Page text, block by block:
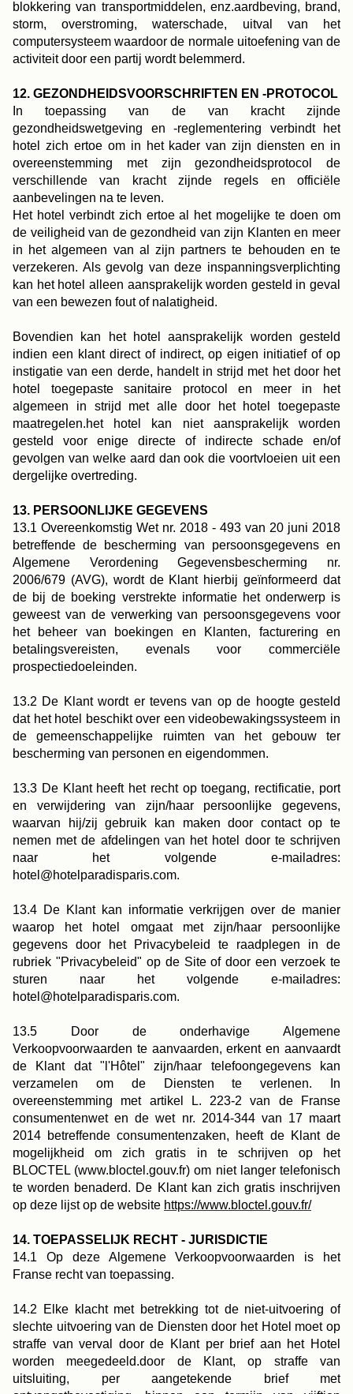
blokkering van transportmiddelen, enz.aardbeving, brand,
storm, overstroming, waterschade, uitval van het
computersysteem waardoor de normale uitoefening van de
activiteit door een partij wordt belemmerd.
12. GEZONDHEIDSVOORSCHRIFTEN EN -PROTOCOL
In toepassing van de van kracht zijnde
gezondheidswetgeving en -reglementering verbindt het
hotel zich ertoe om in het kader van zijn diensten en in
overeenstemming met zijn gezondheidsprotocol de
verschillende van kracht zijnde regels en officiële
aanbevelingen na te leven.
Het hotel verbindt zich ertoe al het mogelijke te doen om
de veiligheid van de gezondheid van zijn Klanten en meer
in het algemeen van al zijn partners te behouden en te
verzekeren. Als gevolg van deze inspanningsverplichting
kan het hotel alleen aansprakelijk worden gesteld in geval
van een bewezen fout of nalatigheid.
Bovendien kan het hotel aansprakelijk worden gesteld
indien een klant direct of indirect, op eigen initiatief of op
instigatie van een derde, handelt in strijd met het door het
hotel toegepaste sanitaire protocol en meer in het
algemeen in strijd met alle door het hotel toegepaste
maatregelen.het hotel kan niet aansprakelijk worden
gesteld voor enige directe of indirecte schade en/of
gevolgen van welke aard dan ook die voortvloeien uit een
dergelijke overtreding.
13. PERSOONLIJKE GEGEVENS
13.1 Overeenkomstig Wet nr. 2018 - 493 van 20 juni 2018
betreffende de bescherming van persoonsgegevens en
Algemene Verordening Gegevensbescherming nr.
2006/679 (AVG), wordt de Klant hierbij geïnformeerd dat
de bij de boeking verstrekte informatie het onderwerp is
geweest van de verwerking van persoonsgegevens voor
het beheer van boekingen en Klanten, facturering en
betalingsvereisten, evenals voor commerciële
prospectiedoeleinden.
13.2 De Klant wordt er tevens van op de hoogte gesteld
dat het hotel beschikt over een videobewakingssysteem in
de gemeenschappelijke ruimten van het gebouw ter
bescherming van personen en eigendommen.
13.3 De Klant heeft het recht op toegang, rectificatie, port
en verwijdering van zijn/haar persoonlijke gegevens,
waarvan hij/zij gebruik kan maken door contact op te
nemen met de afdelingen van het hotel door te schrijven
naar het volgende e-mailadres:
hotel@hotelparadisparis.com.
13.4 De Klant kan informatie verkrijgen over de manier
waarop het hotel omgaat met zijn/haar persoonlijke
gegevens door het Privacybeleid te raadplegen in de
rubriek "Privacybeleid" op de Site of door een verzoek te
sturen naar het volgende e-mailadres:
hotel@hotelparadisparis.com.
13.5 Door de onderhavige Algemene
Verkoopvoorwaarden te aanvaarden, erkent en aanvaardt
de Klant dat "l'Hôtel" zijn/haar telefoongegevens kan
verzamelen om de Diensten te verlenen. In
overeenstemming met artikel L. 223-2 van de Franse
consumentenwet en de wet nr. 2014-344 van 17 maart
2014 betreffende consumentenzaken, heeft de Klant de
mogelijkheid om zich gratis in te schrijven op het
BLOCTEL (www.bloctel.gouv.fr) om niet langer telefonisch
te worden benaderd. De Klant kan zich gratis inschrijven
op deze lijst op de website https://www.bloctel.gouv.fr/
14. TOEPASSELIJK RECHT - JURISDICTIE
14.1 Op deze Algemene Verkoopvoorwaarden is het
Franse recht van toepassing.
14.2 Elke klacht met betrekking tot de niet-uitvoering of
slechte uitvoering van de Diensten door het Hotel moet op
straffe van verval door de Klant per brief aan het Hotel
worden meegedeeld.door de Klant, op straffe van
uitsluiting, per aangetekende brief met